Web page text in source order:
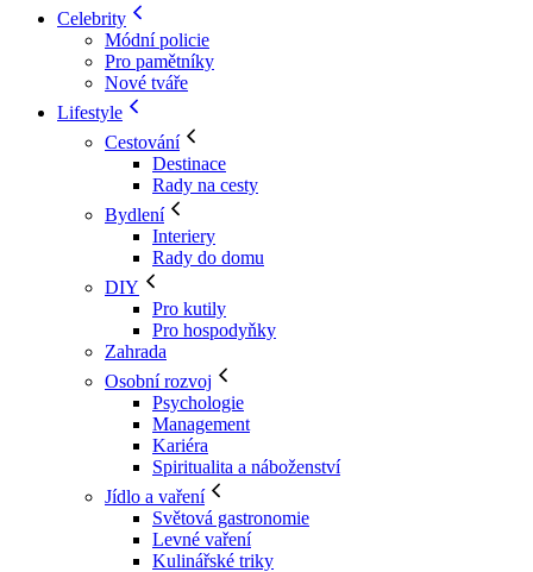
Celebrity
Módní policie
Pro pamětníky
Nové tváře
Lifestyle
Cestování
Destinace
Rady na cesty
Bydlení
Interiery
Rady do domu
DIY
Pro kutily
Pro hospodyňky
Zahrada
Osobní rozvoj
Psychologie
Management
Kariéra
Spiritualita a náboženství
Jídlo a vaření
Světová gastronomie
Levné vaření
Kulinářské triky